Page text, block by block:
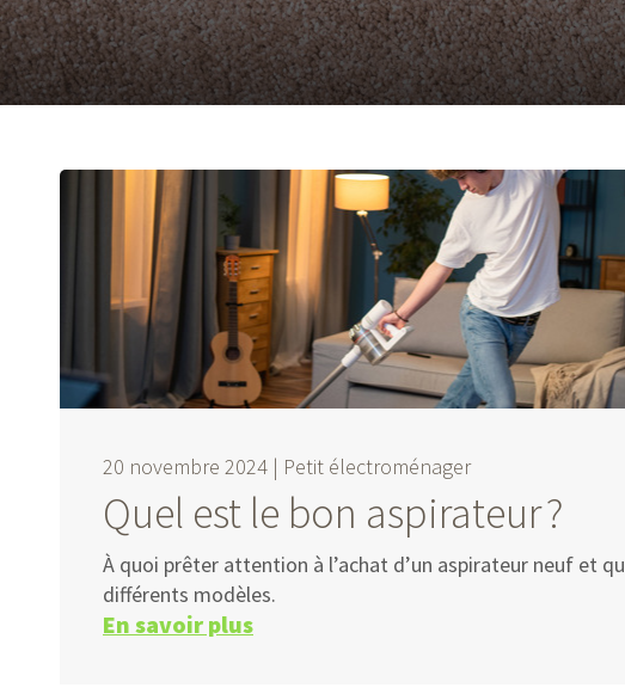
20 novembre 2024 | Petit électroménager
Quel est le bon aspirateur ?
À quoi prêter attention à l’achat d’un aspirateur neuf et
différents modèles.
En savoir plus